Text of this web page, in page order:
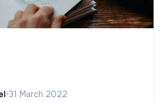
•31 March 2022